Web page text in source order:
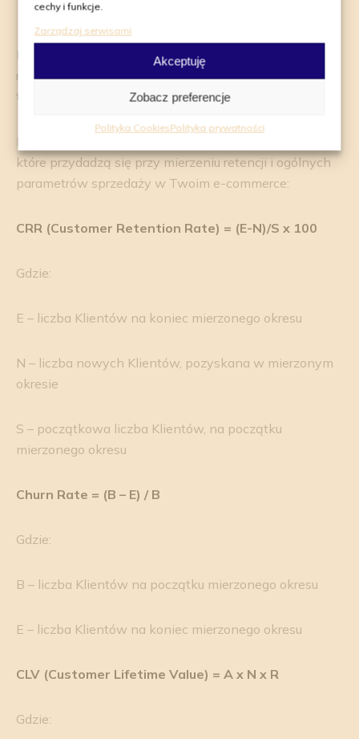
cechy i funkcje.
Zarządzaj serwisami
Akceptuję
Zobacz preferencje
Polityka CookiesPolityka prywatności
Elementów optymalizacyjnych, które poprawią Twoją
retencję jest znacznie więcej –wymieniliśmy po krótce
te najważniejsze.
które przydadzą się przy mierzeniu retencji i ogólnych
parametrów sprzedaży w Twoim e-commerce:
CRR (Customer Retention Rate) = (E-N)/S x 100
Gdzie:
E – liczba Klientów na koniec mierzonego okresu
N – liczba nowych Klientów, pozyskana w mierzonym
okresie
S – początkowa liczba Klientów, na początku
mierzonego okresu
Churn Rate = (B – E) / B
Gdzie:
B – liczba Klientów na początku mierzonego okresu
E – liczba Klientów na koniec mierzonego okresu
CLV (Customer Lifetime Value) = A x N x R
Gdzie: